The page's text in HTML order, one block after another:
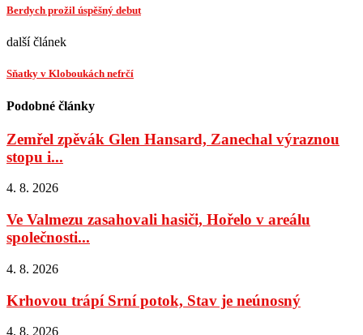
Berdych prožil úspěšný debut
další článek
Sňatky v Kloboukách nefrčí
Podobné články
Zemřel zpěvák Glen Hansard, Zanechal výraznou
stopu i...
4. 8. 2026
Ve Valmezu zasahovali hasiči, Hořelo v areálu
společnosti...
4. 8. 2026
Krhovou trápí Srní potok, Stav je neúnosný
4. 8. 2026